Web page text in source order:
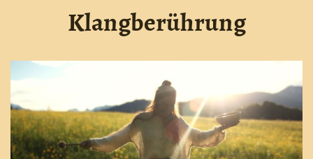
Klangberührung